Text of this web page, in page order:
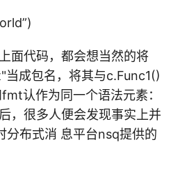
面代码，都会想当然的将
成包名，将其与c.Func1()
认作为同一个语法元素：
，很多人便会发现事实上并
分布式消 息平台nsq提供的